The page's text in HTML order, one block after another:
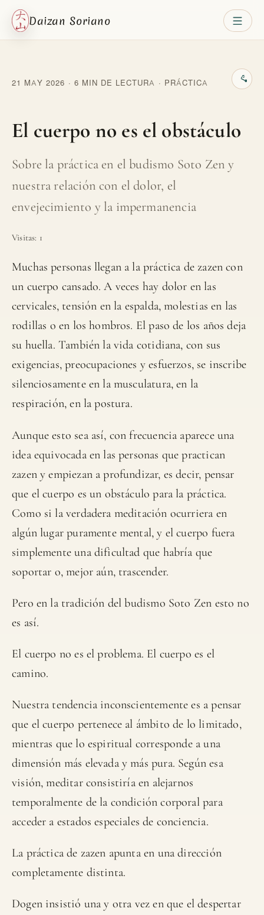
Daizan Soriano
21 MAY 2026 · 6 MIN DE LECTURA · PRÁCTICA
El cuerpo no es el obstáculo
Sobre la práctica en el budismo Soto Zen y
nuestra relación con el dolor, el
envejecimiento y la impermanencia
Visitas: 1
Muchas personas llegan a la práctica de zazen con
un cuerpo cansado. A veces hay dolor en las
cervicales, tensión en la espalda, molestias en las
rodillas o en los hombros. El paso de los años deja
su huella. También la vida cotidiana, con sus
exigencias, preocupaciones y esfuerzos, se inscribe
silenciosamente en la musculatura, en la
respiración, en la postura.
Aunque esto sea así, con frecuencia aparece una
idea equivocada en las personas que practican
zazen y empiezan a profundizar, es decir, pensar
que el cuerpo es un obstáculo para la práctica.
Como si la verdadera meditación ocurriera en
algún lugar puramente mental, y el cuerpo fuera
simplemente una dificultad que habría que
soportar o, mejor aún, trascender.
Pero en la tradición del budismo Soto Zen esto no
es así.
El cuerpo no es el problema. El cuerpo es el
camino.
Nuestra tendencia inconscientemente es a pensar
que el cuerpo pertenece al ámbito de lo limitado,
mientras que lo espiritual corresponde a una
dimensión más elevada y más pura. Según esa
visión, meditar consistiría en alejarnos
temporalmente de la condición corporal para
acceder a estados especiales de conciencia.
La práctica de zazen apunta en una dirección
completamente distinta.
Dogen insistió una y otra vez en que el despertar